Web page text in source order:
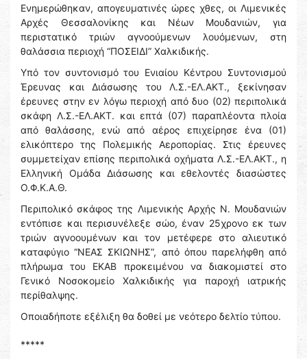
Ενημερώθηκαν, απογευματινές ώρες χθες, οι Λιμενικές
Αρχές Θεσσαλονίκης και Νέων Μουδανιών, για
περιστατικό τριών αγνοούμενων λουόμενων, στη
θαλάσσια περιοχή “ΠΟΣΕΙΔΙ” Χαλκιδικής.
Υπό τον συντονισμό του Ενιαίου Κέντρου Συντονισμού
Έρευνας και Διάσωσης του Λ.Σ.-ΕΛ.ΑΚΤ., ξεκίνησαν
έρευνες στην εν λόγω περιοχή από δυο (02) περιπολικά
σκάφη Λ.Σ.-ΕΛ.ΑΚΤ. και επτά (07) παραπλέοντα πλοία
από θαλάσσης, ενώ από αέρος επιχείρησε ένα (01)
ελικόπτερο της Πολεμικής Αεροπορίας. Στις έρευνες
συμμετείχαν επίσης περιπολικά οχήματα Λ.Σ.-ΕΛ.ΑΚΤ., η
Ελληνική Ομάδα Διάσωσης και εθελοντές διασώστες
Ο.Φ.Κ.Α.Θ.
Περιπολικό σκάφος της Λιμενικής Αρχής Ν. Μουδανιών
εντόπισε και περισυνέλεξε σώο, έναν 25χρονο εκ των
τριών αγνοουμένων και τον μετέφερε στο αλιευτικό
καταφύγιο “ΝΕΑΣ ΣΚΙΩΝΗΣ”, από όπου παρελήφθη από
πλήρωμα του ΕΚΑΒ προκειμένου να διακομιστεί στο
Γενικό Νοσοκομείο Χαλκιδικής για παροχή ιατρικής
περίθαλψης.
Οποιαδήποτε εξέλιξη θα δοθεί με νεότερο δελτίο τύπου.
*****